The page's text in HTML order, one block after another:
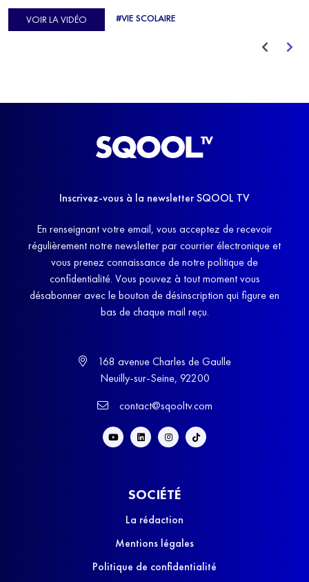
d'Europe de Horse-ball, qui a failli abandonner ses études
avant de trouver un nouvel équilibre.
VOIR LA VIDÉO #VIE SCOLAIRE
Inscrivez-vous à la newsletter SQOOL TV
En renseignant votre email, vous acceptez de recevoir
régulièrement notre newsletter par courrier électronique et
vous prenez connaissance de notre politique de
confidentialité. Vous pouvez à tout moment vous
désabonner avec le bouton de désinscription qui figure en
bas de chaque mail reçu.
168 avenue Charles de Gaulle
Neuilly-sur-Seine, 92200
contact@sqooltv.com
SOCIÉTÉ
La rédaction
Mentions légales
Politique de confidentialité